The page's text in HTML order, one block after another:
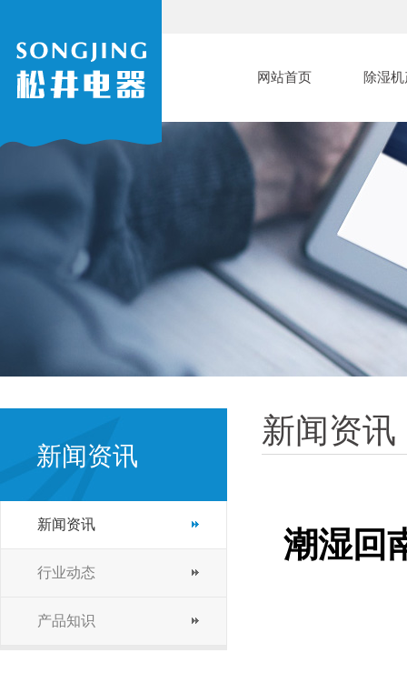
网站首页 除湿
新闻资讯
新闻资讯
行业动态
产品知识
新闻资讯
潮湿回